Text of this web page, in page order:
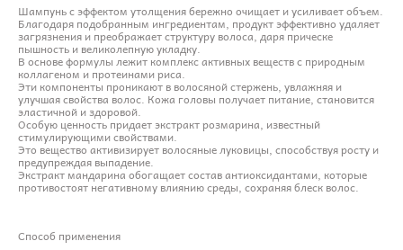
Шампунь с эффектом утолщения бережно очищает и усиливает объем.
Благодаря подобранным ингредиентам, продукт эффективно удаляет
загрязнения и преображает структуру волоса, даря прическе
пышность и великолепную укладку.
В основе формулы лежит комплекс активных веществ с природным
коллагеном и протеинами риса.
Эти компоненты проникают в волосяной стержень, увлажняя и
улучшая свойства волос. Кожа головы получает питание, становится
эластичной и здоровой.
Особую ценность придает экстракт розмарина, известный
стимулирующими свойствами.
Это вещество активизирует волосяные луковицы, способствуя росту и
предупреждая выпадение.
Экстракт мандарина обогащает состав антиоксидантами, которые
противостоят негативному влиянию среды, сохраняя блеск волос.
Способ применения